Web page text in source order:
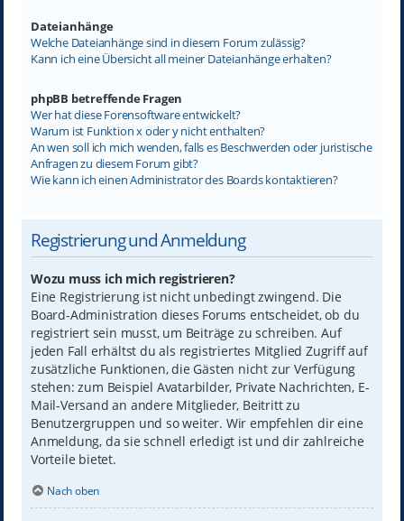
Dateianhänge
Welche Dateianhänge sind in diesem Forum zulässig?
Kann ich eine Übersicht all meiner Dateianhänge erhalten?
phpBB betreffende Fragen
Wer hat diese Forensoftware entwickelt?
Warum ist Funktion x oder y nicht enthalten?
An wen soll ich mich wenden, falls es Beschwerden oder juristische
Anfragen zu diesem Forum gibt?
Wie kann ich einen Administrator des Boards kontaktieren?
Registrierung und Anmeldung
Wozu muss ich mich registrieren?
Eine Registrierung ist nicht unbedingt zwingend. Die
Board-Administration dieses Forums entscheidet, ob du
registriert sein musst, um Beiträge zu schreiben. Auf
jeden Fall erhältst du als registriertes Mitglied Zugriff auf
zusätzliche Funktionen, die Gästen nicht zur Verfügung
stehen: zum Beispiel Avatarbilder, Private Nachrichten, E-
Mail-Versand an andere Mitglieder, Beitritt zu
Benutzergruppen und so weiter. Wir empfehlen dir eine
Anmeldung, da sie schnell erledigt ist und dir zahlreiche
Vorteile bietet.
Nach oben